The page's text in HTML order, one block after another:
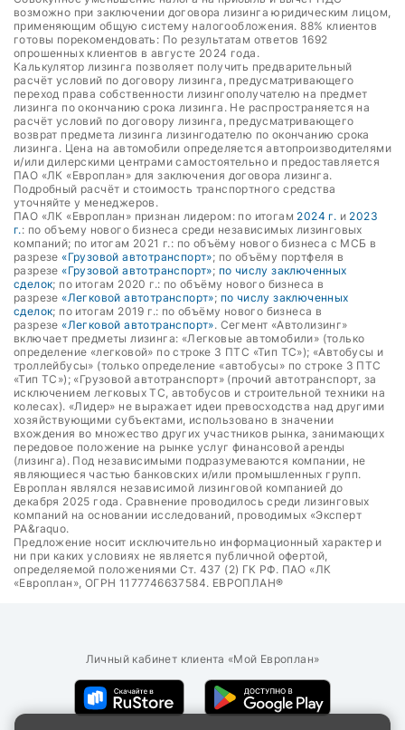
возможно при заключении договора лизинга юридическим лицом,
применяющим общую систему налогообложения. 88% клиентов
готовы порекомендовать: По результатам ответов 1692
опрошенных клиентов в августе 2024 года.
Калькулятор лизинга позволяет получить предварительный
расчёт условий по договору лизинга, предусматривающего
переход права собственности лизингополучателю на предмет
лизинга по окончанию срока лизинга. Не распространяется на
расчёт условий по договору лизинга, предусматривающего
возврат предмета лизинга лизингодателю по окончанию срока
лизинга. Цена на автомобили определяется автопроизводителями
и/или дилерскими центрами самостоятельно и предоставляется
ПАО «ЛК «Европлан» для заключения договора лизинга.
Подробный расчёт и стоимость транспортного средства
уточняйте у менеджеров.
ПАО «ЛК «Европлан» признан лидером: по итогам 2024 г. и 2023
г.: по объему нового бизнеса среди независимых лизинговых
компаний; по итогам 2021 г.: по объёму нового бизнеса с МСБ в
разрезе «Грузовой автотранспорт»; по объёму портфеля в
разрезе «Грузовой автотранспорт»; по числу заключенных
сделок; по итогам 2020 г.: по объёму нового бизнеса в
разрезе «Легковой автотранспорт»; по числу заключенных
сделок; по итогам 2019 г.: по объёму нового бизнеса в
разрезе «Легковой автотранспорт». Сегмент «Автолизинг»
включает предметы лизинга: «Легковые автомобили» (только
определение «легковой» по строке 3 ПТС «Тип ТС»); «Автобусы и
троллейбусы» (только определение «автобусы» по строке 3 ПТС
«Тип ТС»); «Грузовой автотранспорт» (прочий автотранспорт, за
исключением легковых ТС, автобусов и строительной техники на
колесах). «Лидер» не выражает идеи превосходства над другими
хозяйствующими субъектами, использовано в значении
вхождения во множество других участников рынка, занимающих
передовое положение на рынке услуг финансовой аренды
(лизинга). Под независимыми подразумеваются компании, не
являющиеся частью банковских и/или промышленных групп.
Европлан являлся независимой лизинговой компанией до
декабря 2025 года. Сравнение проводилось среди лизинговых
компаний на основании исследований, проводимых «Эксперт
РА&raquo.
Предложение носит исключительно информационный характер и
ни при каких условиях не является публичной офертой,
определяемой положениями Ст. 437 (2) ГК РФ. ПАО «ЛК
«Европлан», ОГРН 1177746637584. ЕВРОПЛАН®
Личный кабинет клиента «Мой Европлан»